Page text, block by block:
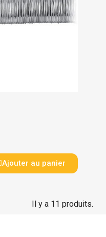
Ajouter au panier
Il y a 11 produits.